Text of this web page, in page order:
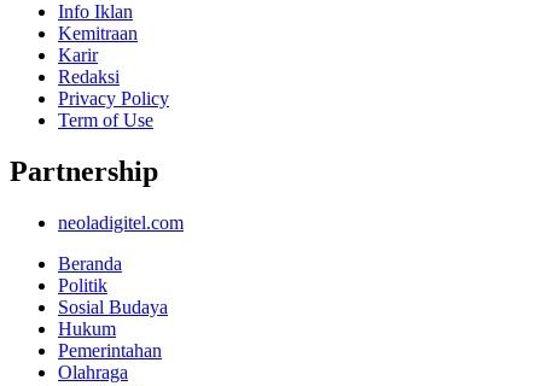
Info Iklan
Kemitraan
Karir
Redaksi
Privacy Policy
Term of Use
Partnership
neoladigitel.com
Beranda
Politik
Sosial Budaya
Hukum
Pemerintahan
Olahraga